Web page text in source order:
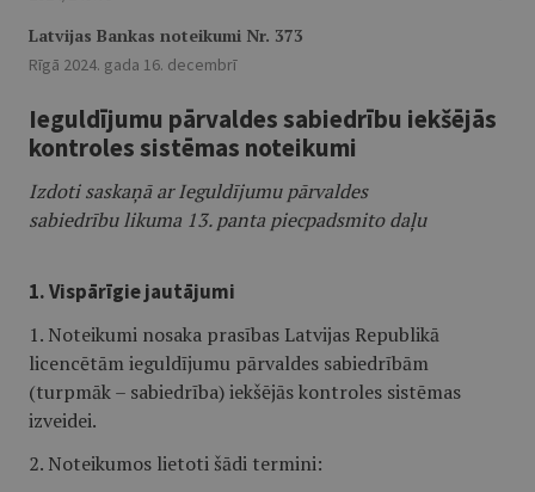
Latvijas Bankas noteikumi Nr. 373
Rīgā 2024. gada 16. decembrī
Ieguldījumu pārvaldes sabiedrību iekšējās
kontroles sistēmas noteikumi
Izdoti saskaņā ar Ieguldījumu pārvaldes
sabiedrību likuma 13. panta piecpadsmito daļu
1. Vispārīgie jautājumi
1. Noteikumi nosaka prasības Latvijas Republikā
licencētām ieguldījumu pārvaldes sabiedrībām
(turpmāk – sabiedrība) iekšējās kontroles sistēmas
izveidei.
2. Noteikumos lietoti šādi termini: